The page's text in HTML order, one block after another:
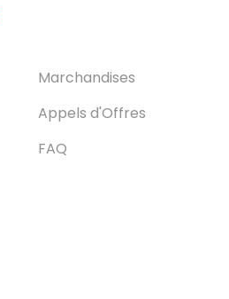
Marchandises
Appels d'Offres
FAQ